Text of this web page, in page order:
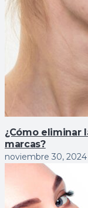
¿Cómo eliminar
marcas?
noviembre 30, 2024